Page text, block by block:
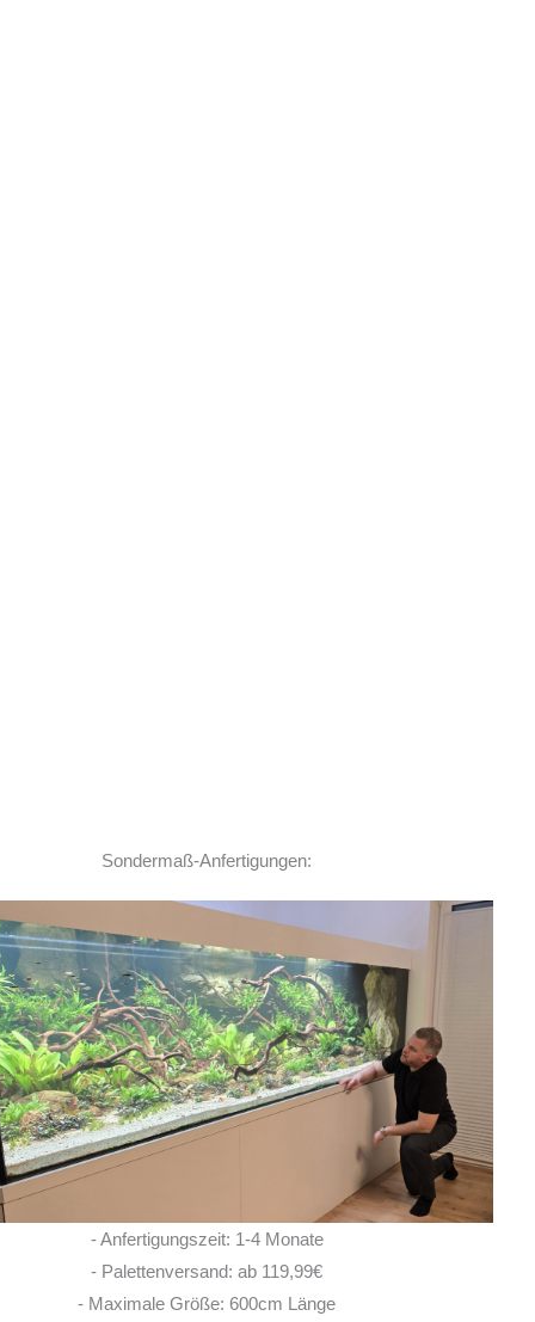
Ich habe vor einem Jahr zwei
Rochen hier erworben. Von Anfang bis Ende
habe ich eine super kompetente und ehrliche
Beratung erhalten! Auch im Nachgang bei
Fragen, habe ich immer
... MEHR
LISA ROHRLACHE
10. JUNI 2026
Sondermaß-Anfertigungen:
- Anfertigungszeit: 1-4 Monate
- Palettenversand: ab 119,99€
- Maximale Größe: 600cm Länge